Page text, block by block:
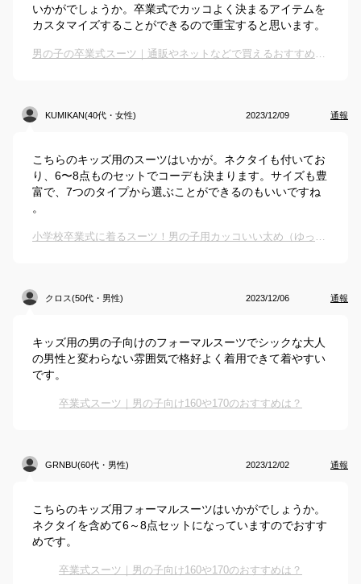
いかがでしょうか。卒業式でカッコよく決まるアイテムを
カスタマイズすることができるので重宝すると思います。
男の子の卒業式スーツ｜通販やネットなどで買えるおすすめを教えて！
KUMIKAN(40代・女性) 2023/12/09 通報
こちらのキッズ用のスーツはいかが。ネクタイも付いてお
り、6〜8点ものセットでコーデも決まります。サイズも豊
富で、7つのタイプから選ぶことができるのもいいですね
。
小学校卒業式に着るスーツ！男の子用カッコいい太め（ゆったりサイズ）は？
クロス(50代・男性) 2023/12/06 通報
キッズ用の男の子向けのフォーマルスーツでシックな大人
の男性と変わらない雰囲気で格好よく着用できて着やすい
です。
卒業式スーツ｜男の子向け160や170のおすすめは？
GRNBU(60代・男性) 2023/12/02 通報
こちらのキッズ用フォーマルスーツはいかがでしょうか。
ネクタイを含めて6～8点セットになっていますのでおすす
めです。
卒業式スーツ｜男の子向け160や170のおすすめは？